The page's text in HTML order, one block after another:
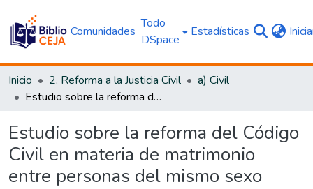
Comunidades
Todo
DSpace
Estadísticas
Inicio 2. Reforma a la Justicia Civil
a) Civil
Estudio sobre la reforma del Código Civil en materia de matrimonio entre personas del mismo sexo
Estudio sobre la reforma del Código
Civil en materia de matrimonio
entre personas del mismo sexo